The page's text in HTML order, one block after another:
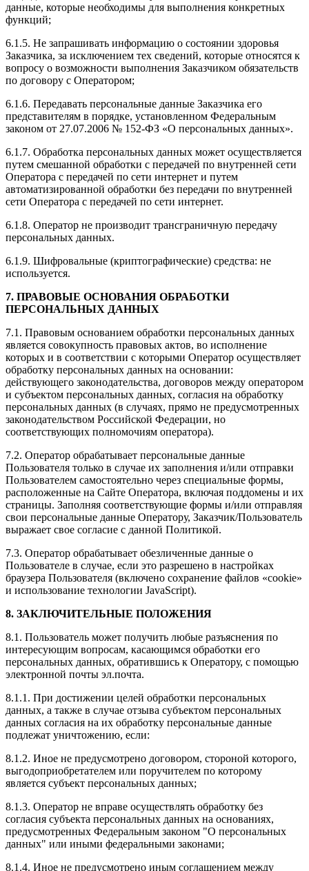
данные, которые необходимы для выполнения конкретных
функций;
6.1.5. Не запрашивать информацию о состоянии здоровья
Заказчика, за исключением тех сведений, которые относятся к
вопросу о возможности выполнения Заказчиком обязательств
по договору с Оператором;
6.1.6. Передавать персональные данные Заказчика его
представителям в порядке, установленном Федеральным
законом от 27.07.2006 № 152-ФЗ «О персональных данных».
6.1.7. Обработка персональных данных может осуществляется
путем смешанной обработки с передачей по внутренней сети
Оператора с передачей по сети интернет и путем
автоматизированной обработки без передачи по внутренней
сети Оператора с передачей по сети интернет.
6.1.8. Оператор не производит трансграничную передачу
персональных данных.
6.1.9. Шифровальные (криптографические) средства: не
используется.
7. ПРАВОВЫЕ ОСНОВАНИЯ ОБРАБОТКИ
ПЕРСОНАЛЬНЫХ ДАННЫХ
7.1. Правовым основанием обработки персональных данных
является совокупность правовых актов, во исполнение
которых и в соответствии с которыми Оператор осуществляет
обработку персональных данных на основании:
действующего законодательства, договоров между оператором
и субъектом персональных данных, согласия на обработку
персональных данных (в случаях, прямо не предусмотренных
законодательством Российской Федерации, но
соответствующих полномочиям оператора).
7.2. Оператор обрабатывает персональные данные
Пользователя только в случае их заполнения и/или отправки
Пользователем самостоятельно через специальные формы,
расположенные на Сайте Оператора, включая поддомены и их
страницы. Заполняя соответствующие формы и/или отправляя
свои персональные данные Оператору, Заказчик/Пользователь
выражает свое согласие с данной Политикой.
7.3. Оператор обрабатывает обезличенные данные о
Пользователе в случае, если это разрешено в настройках
браузера Пользователя (включено сохранение файлов «cookie»
и использование технологии JavaScript).
8. ЗАКЛЮЧИТЕЛЬНЫЕ ПОЛОЖЕНИЯ
8.1. Пользователь может получить любые разъяснения по
интересующим вопросам, касающимся обработки его
персональных данных, обратившись к Оператору, с помощью
электронной почты эл.почта.
8.1.1. При достижении целей обработки персональных
данных, а также в случае отзыва субъектом персональных
данных согласия на их обработку персональные данные
подлежат уничтожению, если:
8.1.2. Иное не предусмотрено договором, стороной которого,
выгодоприобретателем или поручителем по которому
является субъект персональных данных;
8.1.3. Оператор не вправе осуществлять обработку без
согласия субъекта персональных данных на основаниях,
предусмотренных Федеральным законом "О персональных
данных" или иными федеральными законами;
8.1.4. Иное не предусмотрено иным соглашением между